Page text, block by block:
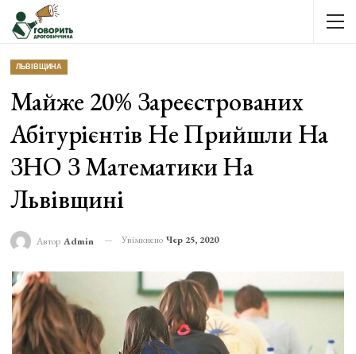
ЛЬВІВЩИНА
Майже 20% Зареєстрованих
Абітурієнтів Не Прийшли На
ЗНО З Математики На
Львівщині
Автор Admin Увімкнено Чер 25, 2020